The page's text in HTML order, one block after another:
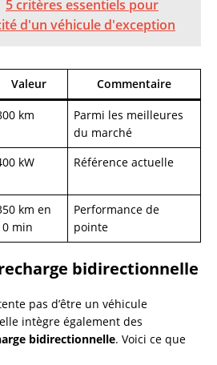
5 critères essentiels pour
d'un véhicule d'exception
Valeur Commentaire
km
Parmi les meilleures
du marché
kW Référence actuelle
km en
min
Performance de
pointe
bidirectionnelle
pas d’être un véhicule
intègre également des
bidirectionnelle. Voici ce que